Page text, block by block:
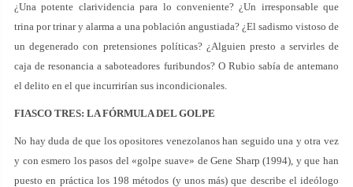
¿Una potente clarividencia para lo conveniente? ¿Un irresponsable que
trina por trinar y alarma a una población angustiada? ¿El sadismo vistoso de
un degenerado con pretensiones políticas? ¿Alguien presto a servirles de
caja de resonancia a saboteadores furibundos? O Rubio sabía de antemano
el delito en el que incurrirían sus incondicionales.
FIASCO TRES: LA FÓRMULA DEL GOLPE
No hay duda de que los opositores venezolanos han seguido una y otra vez
y con esmero los pasos del «golpe suave» de Gene Sharp (1994), y que han
puesto en práctica los 198 métodos (y unos más) que describe el ideólogo